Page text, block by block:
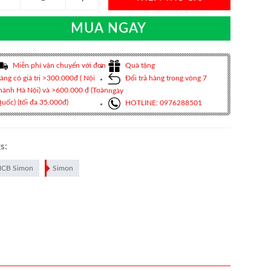
MUA NGAY
Miễn phí vận chuyển với đơn
có giá trị >300.000đ ( Nội
Hà Nội) và >600.000 đ (Toàn
(tối đa 35.000đ)
Quà tặng
Đổi trả hàng trong vòng 7
ngày
HOTLINE: 0976288501
Simon Simon